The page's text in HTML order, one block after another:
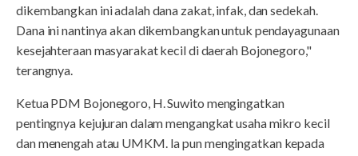
dikembangkan ini adalah dana zakat, infak, dan sedekah.
Dana ini nantinya akan dikembangkan untuk pendayagunaan
kesejahteraan masyarakat kecil di daerah Bojonegoro,"
terangnya.
Ketua PDM Bojonegoro, H. Suwito mengingatkan
pentingnya kejujuran dalam mengangkat usaha mikro kecil
dan menengah atau UMKM. Ia pun mengingatkan kepada